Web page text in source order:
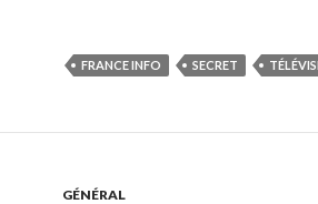
FRANCE INFO SECRET
GÉNÉRAL